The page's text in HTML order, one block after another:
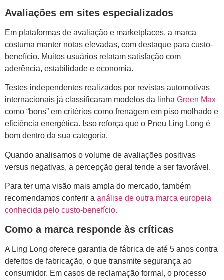
Avaliações em sites especializados
Em plataformas de avaliação e marketplaces, a marca
costuma manter notas elevadas, com destaque para custo-
benefício. Muitos usuários relatam satisfação com
aderência, estabilidade e economia.
Testes independentes realizados por revistas automotivas
internacionais já classificaram modelos da linha Green Max
como “bons” em critérios como frenagem em piso molhado e
eficiência energética. Isso reforça que o Pneu Ling Long é
bom dentro da sua categoria.
Quando analisamos o volume de avaliações positivas
versus negativas, a percepção geral tende a ser favorável.
Para ter uma visão mais ampla do mercado, também
recomendamos conferir a análise de outra marca europeia
conhecida pelo custo-benefício.
Como a marca responde às críticas
A Ling Long oferece garantia de fábrica de até 5 anos contra
defeitos de fabricação, o que transmite segurança ao
consumidor. Em casos de reclamação formal, o processo